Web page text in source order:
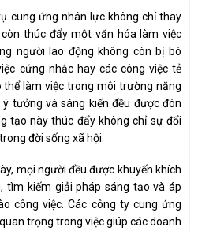
cung ứng nhân lực không chỉ thay
thúc đẩy một văn hóa làm việc
người lao động không còn bị bó
cứng nhắc hay các công việc tẻ
làm việc trong môi trường năng
tưởng và sáng kiến đều được đón
tạo này thúc đẩy không chỉ sự đổi
đời sống xã hội.
mọi người đều được khuyến khích
tìm kiếm giải pháp sáng tạo và áp
công việc. Các công ty cung ứng
trọng trong việc giúp các doanh